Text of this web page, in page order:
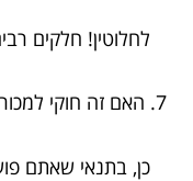
לחלוטין! חלקים
7. האם זה חוקי למכור רכבים לפירוק?
כן, בתנאי שאתם